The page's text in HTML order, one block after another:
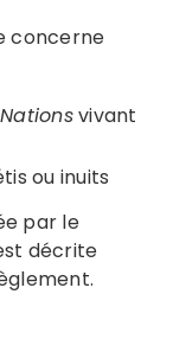
concerne
vivant
ou inuits
par le
décrite